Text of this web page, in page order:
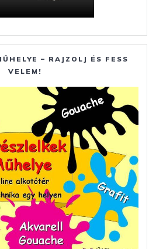
– RAJZOLJ ÉS FESS
VELEM!